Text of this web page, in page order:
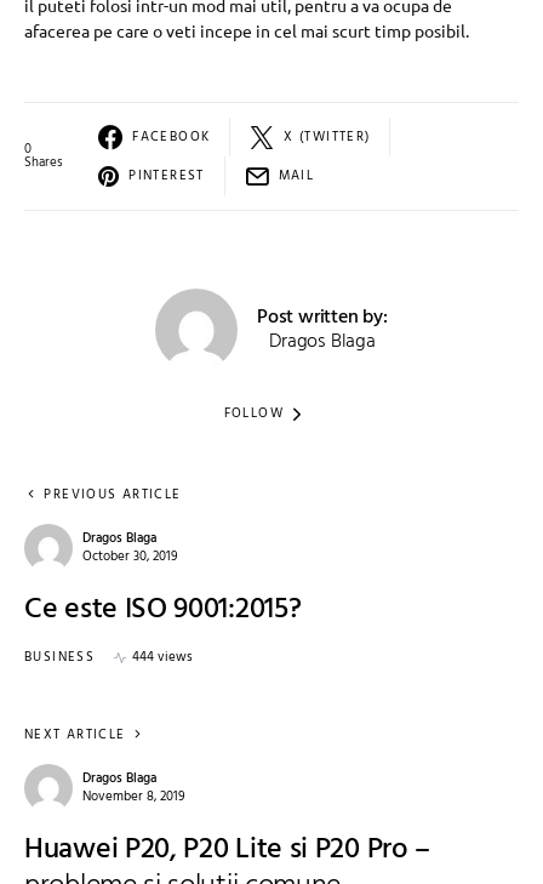
il puteti folosi intr-un mod mai util, pentru a va ocupa de
afacerea pe care o veti incepe in cel mai scurt timp posibil.
0
Shares
FACEBOOK
X (TWITTER)
PINTEREST
MAIL
Post written by:
Dragos Blaga
FOLLOW
PREVIOUS ARTICLE
Dragos Blaga
October 30, 2019
Ce este ISO 9001:2015?
BUSINESS 444 views
NEXT ARTICLE
Dragos Blaga
November 8, 2019
Huawei P20, P20 Lite si P20 Pro –